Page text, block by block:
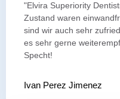
"Elvira Superiority
Zustand waren
sind wir auch sehr
es sehr gerne
Specht!
Ivan Perez Jimenez